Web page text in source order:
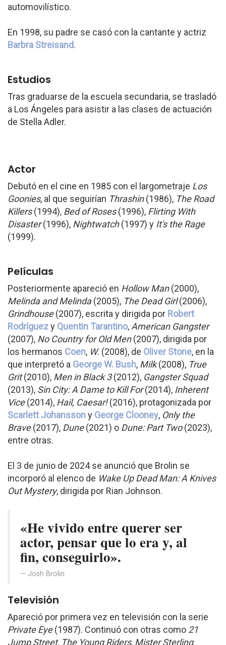
automovilístico.
En 1998, su padre se casó con la cantante y actriz
Barbra Streisand.
Estudios
Tras graduarse de la escuela secundaria, se trasladó
a Los Ángeles para asistir a las clases de actuación
de Stella Adler.
Actor
Debutó en el cine en 1985 con el largometraje Los
Goonies, al que seguirían Thrashin(1986), The Road
Killers(1994), Bed of Roses(1996), Flirting With
Disaster(1996), Nightwatch(1997) y It's the Rage
(1999).
Películas
Posteriormente apareció en Hollow Man(2000),
Melinda and Melinda(2005), The Dead Girl(2006),
Grindhouse(2007), escrita y dirigida por Robert
Rodríguezy Quentin Tarantino, American Gangster
(2007), No Country for Old Men(2007), dirigida por
los hermanos Coen, W. (2008), de Oliver Stone, en la
que interpretó a George W. Bush, Milk(2008), True
Grit(2010), Men in Black 3(2012), Gangster Squad
(2013), Sin City: A Dame to Kill For(2014), Inherent
Vice(2014), Hail, Caesar!(2016), protagonizada por
Scarlett Johanssony George Clooney, Only the
Brave(2017), Dune(2021) o Dune: Part Two(2023),
entre otras.
El 3 de junio de 2024 se anunció que Brolin se
incorporó al elenco de Wake Up Dead Man: A Knives
Out Mystery, dirigida por Rian Johnson.
«He vivido entre querer ser
actor, pensar que lo era y, al
fin, conseguirlo».
Josh Brolin
Televisión
Apareció por primera vez en televisión con la serie
Private Eye(1987). Continuó con otras como 21
Jump Street, The Young Riders, Mister Sterling